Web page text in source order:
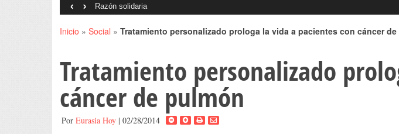
‹ ›
Inicio » Social » Tratamiento personalizado prologa la vida a pacientes con cáncer
Tratamiento personalizado
cáncer de pulmón
Por Eurasia Hoy | 02/28/2014